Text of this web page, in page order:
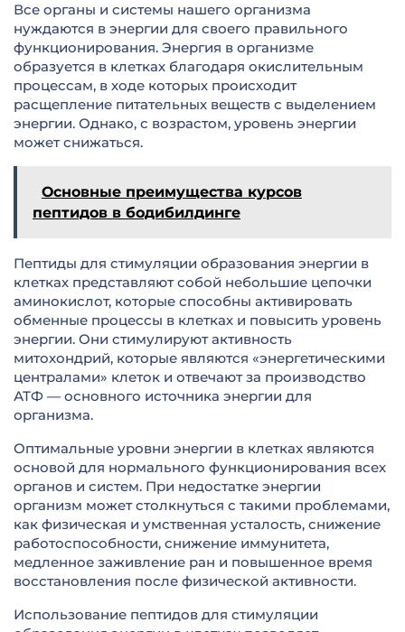
Все органы и системы нашего организма
нуждаются в энергии для своего правильного
функционирования. Энергия в организме
образуется в клетках благодаря окислительным
процессам, в ходе которых происходит
расщепление питательных веществ с выделением
энергии. Однако, с возрастом, уровень энергии
может снижаться.
Основные преимущества курсов
пептидов в бодибилдинге
Пептиды для стимуляции образования энергии в
клетках представляют собой небольшие цепочки
аминокислот, которые способны активировать
обменные процессы в клетках и повысить уровень
энергии. Они стимулируют активность
митохондрий, которые являются «энергетическими
централами» клеток и отвечают за производство
АТФ — основного источника энергии для
организма.
Оптимальные уровни энергии в клетках являются
основой для нормального функционирования всех
органов и систем. При недостатке энергии
организм может столкнуться с такими проблемами,
как физическая и умственная усталость, снижение
работоспособности, снижение иммунитета,
медленное заживление ран и повышенное время
восстановления после физической активности.
Использование пептидов для стимуляции